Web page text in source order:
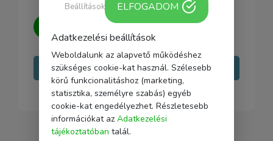
Kérdésed van?Írj nekünk, igyekszünk
minden kérdésedre választ adni.
Írj nekünk
Adatkezelési beállítások
Weboldalunk az alapvető működéshez
szükséges cookie-kat használ. Szélesebb
körű funkcionalitáshoz (marketing,
statisztika, személyre szabás) egyéb
cookie-kat engedélyezhet. Részletesebb
információkat az Adatkezelési
tájékoztatóban talál.
Beállítások ELFOGADOM